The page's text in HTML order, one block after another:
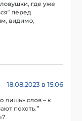
где уже
перед
видимо,
18.08.2023 в 15:06
лишь» слов – к
похоть.”